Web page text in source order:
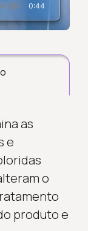
0:44
as
e
o
produto e